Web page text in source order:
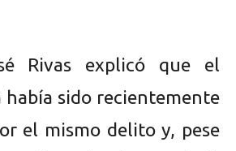
Rivas explicó que el
había sido recientemente
el mismo delito y, pese